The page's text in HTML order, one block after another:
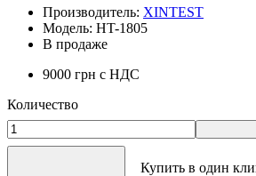
Производитель: XINTEST
Модель: HT-1805
В продаже
9000 грн с НДС
Количество
Купить в один